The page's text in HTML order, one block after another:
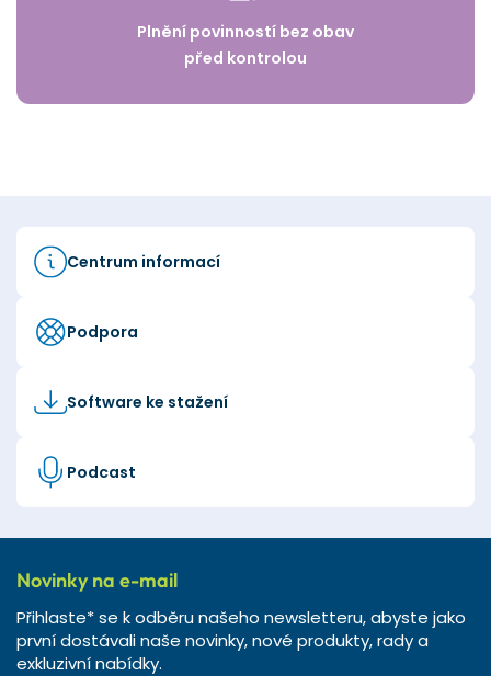
Plnění povinností bez obav
před kontrolou
Centrum informací
Podpora
Software ke stažení
Podcast
Novinky na e-mail
Přihlaste* se k odběru našeho newsletteru, abyste jako
první dostávali naše novinky, nové produkty, rady a
exkluzivní nabídky.